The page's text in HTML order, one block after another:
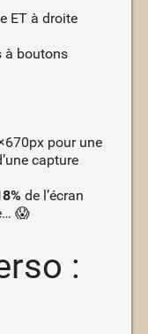
ET à droite
à boutons
pour une
capture
de l’écran
😱
: